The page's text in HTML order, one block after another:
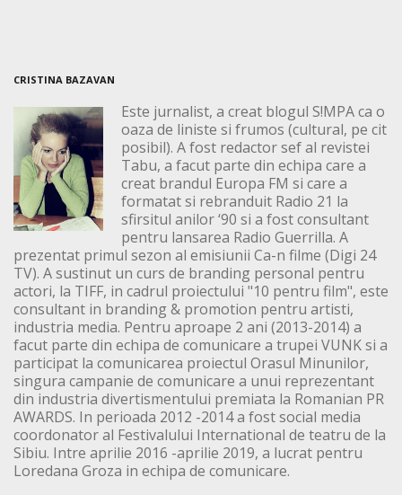
CRISTINA BAZAVAN
Este jurnalist, a creat blogul S!MPA ca o
oaza de liniste si frumos (cultural, pe cit
posibil). A fost redactor sef al revistei
Tabu, a facut parte din echipa care a
creat brandul Europa FM si care a
formatat si rebranduit Radio 21 la
sfirsitul anilor ‘90 si a fost consultant
pentru lansarea Radio Guerrilla. A
prezentat primul sezon al emisiunii Ca-n filme (Digi 24
TV). A sustinut un curs de branding personal pentru
actori, la TIFF, in cadrul proiectului "10 pentru film", este
consultant in branding & promotion pentru artisti,
industria media. Pentru aproape 2 ani (2013-2014) a
facut parte din echipa de comunicare a trupei VUNK si a
participat la comunicarea proiectul Orasul Minunilor,
singura campanie de comunicare a unui reprezentant
din industria divertismentului premiata la Romanian PR
AWARDS. In perioada 2012 -2014 a fost social media
coordonator al Festivalului International de teatru de la
Sibiu. Intre aprilie 2016 -aprilie 2019, a lucrat pentru
Loredana Groza in echipa de comunicare.